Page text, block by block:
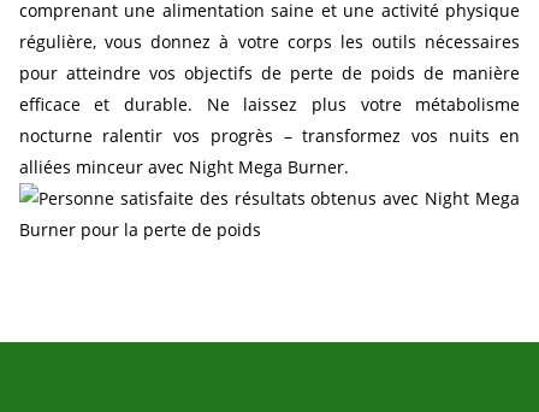
comprenant une alimentation saine et une activité physique
régulière, vous donnez à votre corps les outils nécessaires
pour atteindre vos objectifs de perte de poids de manière
efficace et durable. Ne laissez plus votre métabolisme
nocturne ralentir vos progrès – transformez vos nuits en
alliées minceur avec Night Mega Burner.